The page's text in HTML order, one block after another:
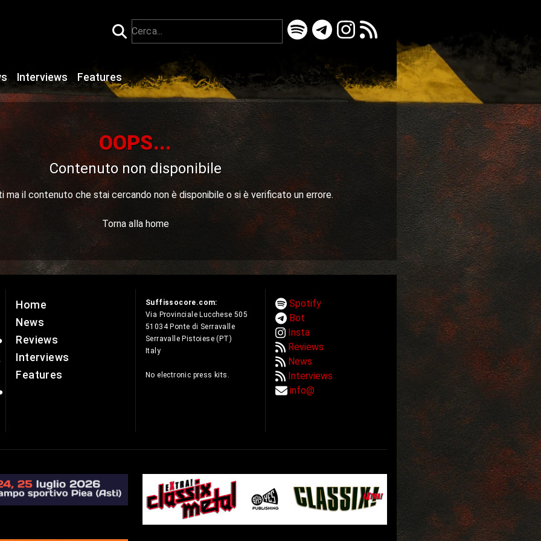
Interviews Features
OOPS...
Contenuto non disponibile
ma il contenuto che stai cercando non è disponibile o si è verificato un errore.
Torna alla home
Home
News
Reviews
Interviews
Features
Suffissocore.com:
Via Provinciale Lucchese 505
51034 Ponte di Serravalle
Serravalle Pistoiese (PT)
Italy
No electronic press kits.
Spotify
Bot
Insta
Reviews
News
Interviews
info@